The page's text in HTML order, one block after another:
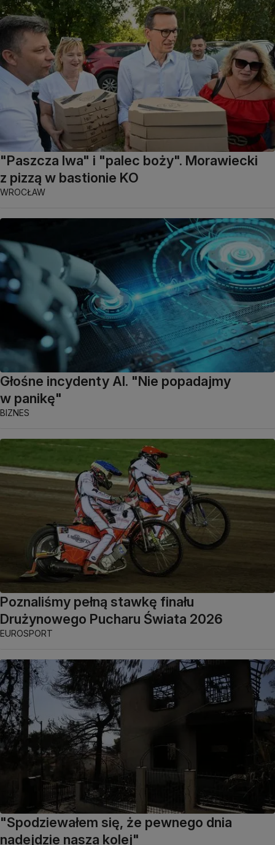
"Paszcza lwa" i "palec boży". Morawiecki
z pizzą w bastionie KO
WROCŁAW
Głośne incydenty AI. "Nie popadajmy
w panikę"
BIZNES
Poznaliśmy pełną stawkę finału
Drużynowego Pucharu Świata 2026
EUROSPORT
"Spodziewałem się, że pewnego dnia
nadejdzie nasza kolej"